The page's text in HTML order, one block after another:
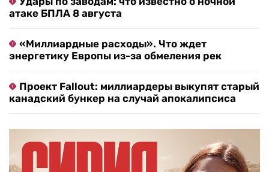
атаке БПЛА 8 августа
«Миллиардные расходы». Что ждет
энергетику Европы из-за обмеления рек
Проект Fallout: миллиардеры выкупят старый
канадский бункер на случай апокалипсиса